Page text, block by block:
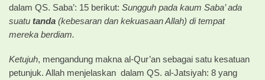
dalam QS. Saba’: 15 berikut: Sungguh pada kaum Saba’ ada
suatu tanda (kebesaran dan kekuasaan Allah) di tempat
mereka berdiam.
Ketujuh, mengandung makna al-Qur’an sebagai satu kesatuan
petunjuk. Allah menjelaskan dalam QS. al-Jatsiyah: 8 yang